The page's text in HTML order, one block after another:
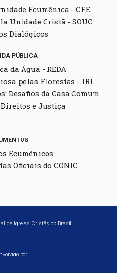
Ecumênica - CFE
Unidade Cristã - SOUC
Dialógicos
PÚBLICA
da Água - REDA
pelas Florestas - IRI
Desafios da Casa Comum
e Justiça
Ecumênicos
Oficiais do CONIC
de Igrejas Cristãs do Brasil.
por